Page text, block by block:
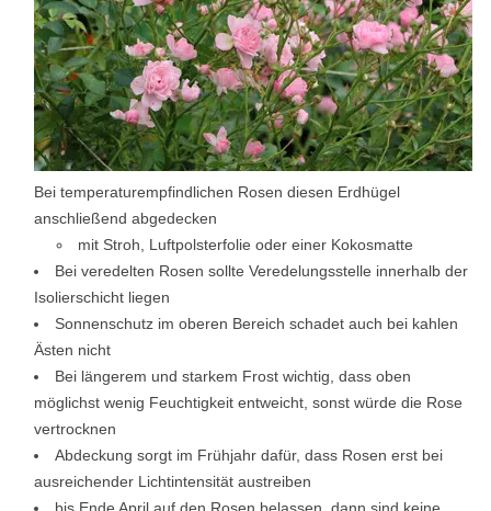
Bei temperaturempfindlichen Rosen diesen Erdhügel
anschließend abgedecken
mit Stroh, Luftpolsterfolie oder einer Kokosmatte
Bei veredelten Rosen sollte Veredelungsstelle innerhalb der
Isolierschicht liegen
Sonnenschutz im oberen Bereich schadet auch bei kahlen
Ästen nicht
Bei längerem und starkem Frost wichtig, dass oben
möglichst wenig Feuchtigkeit entweicht, sonst würde die Rose
vertrocknen
Abdeckung sorgt im Frühjahr dafür, dass Rosen erst bei
ausreichender Lichtintensität austreiben